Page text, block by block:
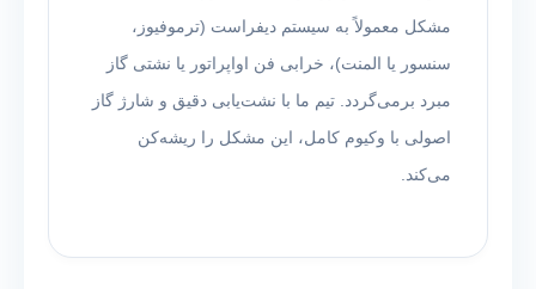
مشکل معمولاً به سیستم دیفراست (ترموفیوز،
سنسور یا المنت)، خرابی فن اواپراتور یا نشتی گاز
مبرد برمی‌گردد. تیم ما با نشت‌یابی دقیق و شارژ گاز
اصولی با وکیوم کامل، این مشکل را ریشه‌کن
می‌کند.